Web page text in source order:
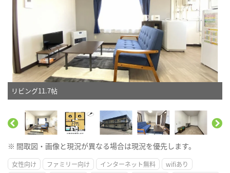
リビング11.7帖
※ 間取図・画像と現況が異なる場合は現況を優先します。
女性向け ファミリー向け インターネット無料
wifiあり